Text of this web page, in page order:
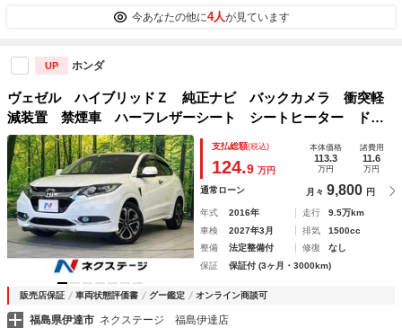
今あなたの他に4人が見ています
UP ホンダ
ヴェゼル ハイブリッドＺ 純正ナビ バックカメラ 衝突軽
減装置 禁煙車 ハーフレザーシート シートヒーター ドラ
レコ 障害物センサー スマートキー ＬＥＤヘッド＆フォ
グ ＥＴＣ クルコン オートライト オートエアコン
支払総額(税込)
124.9 万円
本体価格
113.3
万円
諸費用
11.6
万円
通常ローン 月々 9,800 円
年式 2016年 走行
9.5万km
車検
2027年3月 排気
1500cc
整備
法定整備付 修復
なし
保証
保証付 (3ヶ月・3000km)
販売店保証 車両状態評価書 グー鑑定 オンライン商談可
福島県伊達市 ネクステージ 福島伊達店